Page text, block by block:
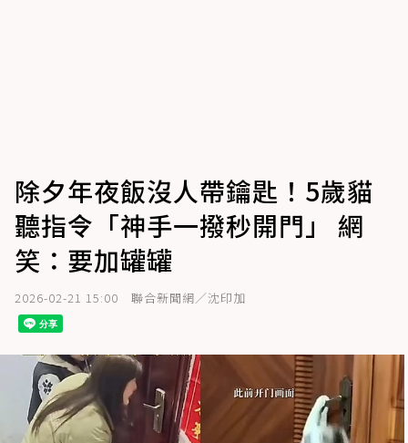
除夕年夜飯沒人帶鑰匙！5歲貓
聽指令「神手一撥秒開門」 網
笑：要加罐罐
2026-02-21 15:00 聯合新聞網／沈印加